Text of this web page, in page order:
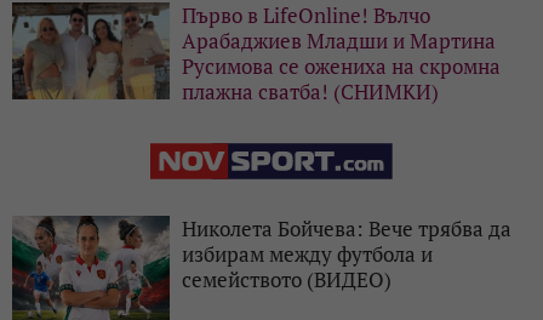
Първо в LifeOnline! Вълчо
Арабаджиев Младши и Мартина
Русимова сe oжениха на скромна
плажна сватба! (СНИМКИ)
Николета Бойчева: Вече трябва да
избирам между футбола и
семейството (ВИДЕО)